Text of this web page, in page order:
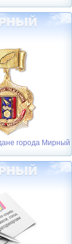
города Мирный